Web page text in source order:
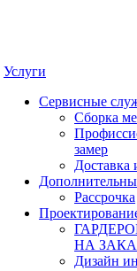
Услуги
Сервисные
Сборка
замер
Доставка
Рассрочка
НА
Дизайн